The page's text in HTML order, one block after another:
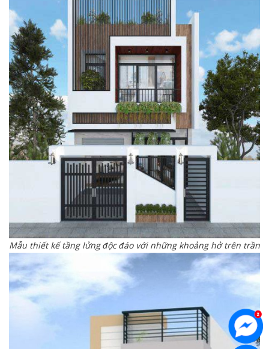
Mẫu thiết kế tầng lửng độc đáo với những khoảng hở trên trần